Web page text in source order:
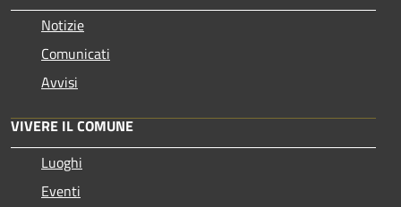
Notizie
Comunicati
Avvisi
VIVERE IL COMUNE
Luoghi
Eventi